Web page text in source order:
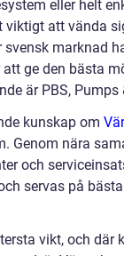
eller helt
viktigt att vända
marknad
ge den bästa
är PBS, Pumps
kunskap om
Genom nära
och
servas på
vikt, och